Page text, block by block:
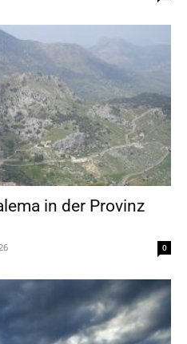
in der Provinz
0